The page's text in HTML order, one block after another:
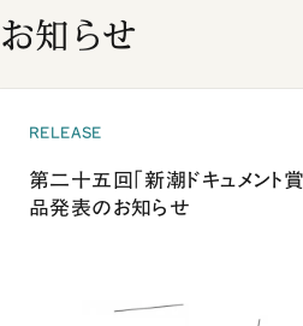
お知らせ
RELEASE
第二十五回「新潮ドキュメント
品発表のお知らせ